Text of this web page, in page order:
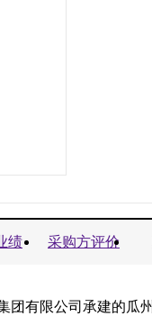
绩 采购方评价
团有限公司承建的瓜